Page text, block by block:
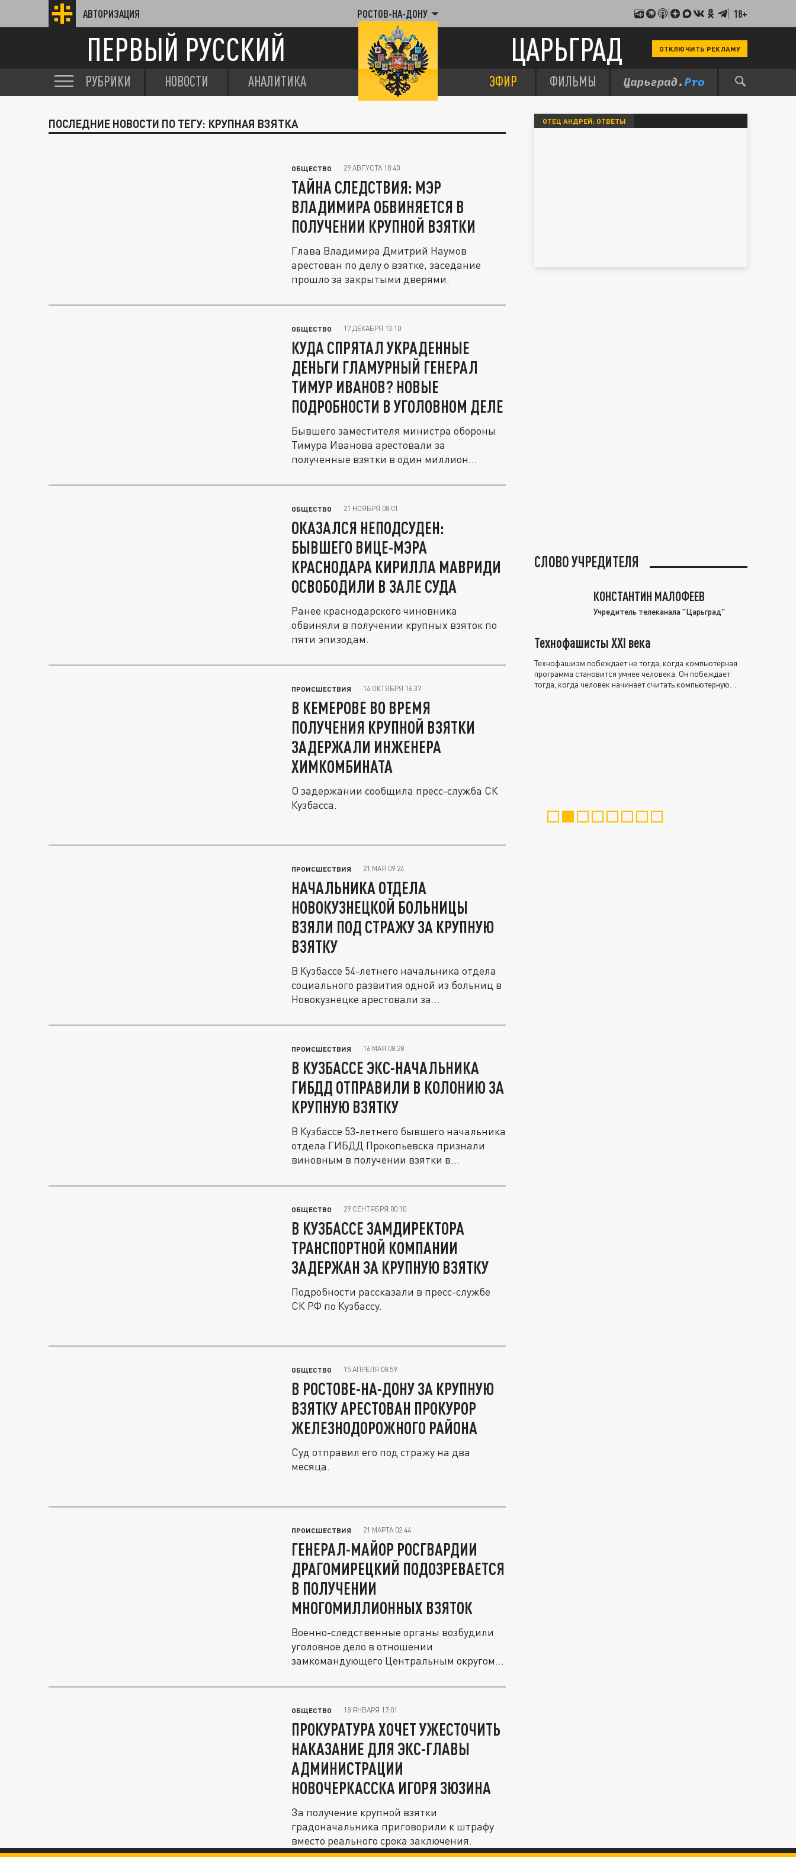
АВТОРИЗАЦИЯ РОСТОВ-НА-ДОНУ 18+
ПЕРВЫЙ РУССКИЙ ЦАРЬГРАД ОТКЛЮЧИТЬ РЕКЛАМУ
РУБРИКИ НОВОСТИ АНАЛИТИКА ЭФИР ФИЛЬМЫ
ПОСЛЕДНИЕ НОВОСТИ ПО ТЕГУ: КРУПНАЯ ВЗЯТКА
ОБЩЕСТВО 29 АВГУСТА 18:40
ТАЙНА СЛЕДСТВИЯ: МЭР
ВЛАДИМИРА ОБВИНЯЕТСЯ В
ПОЛУЧЕНИИ КРУПНОЙ ВЗЯТКИ
Глава Владимира Дмитрий Наумов
арестован по делу о взятке, заседание
прошло за закрытыми дверями.
ОБЩЕСТВО 17 ДЕКАБРЯ 13:10
КУДА СПРЯТАЛ УКРАДЕННЫЕ
ДЕНЬГИ ГЛАМУРНЫЙ ГЕНЕРАЛ
ТИМУР ИВАНОВ? НОВЫЕ
ПОДРОБНОСТИ В УГОЛОВНОМ ДЕЛЕ
Бывшего заместителя министра обороны
Тимура Иванова арестовали за
полученные взятки в один миллион
ОБЩЕСТВО 21 НОЯБРЯ 08:01
ОКАЗАЛСЯ НЕПОДСУДЕН:
БЫВШЕГО ВИЦЕ-МЭРА
КРАСНОДАРА КИРИЛЛА МАВРИДИ
ОСВОБОДИЛИ В ЗАЛЕ СУДА
Ранее краснодарского чиновника
обвиняли в получении крупных взяток по
пяти эпизодам.
ПРОИСШЕСТВИЯ 14 ОКТЯБРЯ 16:37
В КЕМЕРОВЕ ВО ВРЕМЯ
ПОЛУЧЕНИЯ КРУПНОЙ ВЗЯТКИ
ЗАДЕРЖАЛИ ИНЖЕНЕРА
ХИМКОМБИНАТА
О задержании сообщила пресс-служба СК
Кузбасса.
ПРОИСШЕСТВИЯ 21 МАЯ 09:24
НАЧАЛЬНИКА ОТДЕЛА
НОВОКУЗНЕЦКОЙ БОЛЬНИЦЫ
ВЗЯЛИ ПОД СТРАЖУ ЗА КРУПНУЮ
ВЗЯТКУ
В Кузбассе 54-летнего начальника отдела
социального развития одной из больниц в
Новокузнецке арестовали за...
ПРОИСШЕСТВИЯ 16 МАЯ 08:28
В КУЗБАССЕ ЭКС-НАЧАЛЬНИКА
ГИБДД ОТПРАВИЛИ В КОЛОНИЮ ЗА
КРУПНУЮ ВЗЯТКУ
В Кузбассе 53-летнего бывшего начальника
отдела ГИБДД Прокопьевска признали
виновным в получении взятки в...
ОБЩЕСТВО 29 СЕНТЯБРЯ 00:10
В КУЗБАССЕ ЗАМДИРЕКТОРА
ТРАНСПОРТНОЙ КОМПАНИИ
ЗАДЕРЖАН ЗА КРУПНУЮ ВЗЯТКУ
Подробности рассказали в пресс-службе
СК РФ по Кузбассу.
ОБЩЕСТВО 15 АПРЕЛЯ 08:59
В РОСТОВЕ-НА-ДОНУ ЗА КРУПНУЮ
ВЗЯТКУ АРЕСТОВАН ПРОКУРОР
ЖЕЛЕЗНОДОРОЖНОГО РАЙОНА
Суд отправил его под стражу на два
месяца.
ПРОИСШЕСТВИЯ 21 МАРТА 02:44
ГЕНЕРАЛ-МАЙОР РОСГВАРДИИ
ДРАГОМИРЕЦКИЙ ПОДОЗРЕВАЕТСЯ
В ПОЛУЧЕНИИ
МНОГОМИЛЛИОННЫХ ВЗЯТОК
Военно-следственные органы возбудили
уголовное дело в отношении
замкомандующего Центральным округом
ОБЩЕСТВО 18 ЯНВАРЯ 17:01
ПРОКУРАТУРА ХОЧЕТ УЖЕСТОЧИТЬ
НАКАЗАНИЕ ДЛЯ ЭКС-ГЛАВЫ
АДМИНИСТРАЦИИ
НОВОЧЕРКАССКА ИГОРЯ ЗЮЗИНА
За получение крупной взятки
градоначальника приговорили к штрафу
вместо реального срока заключения.
ОТЕЦ АНДРЕЙ: ОТВЕТЫ
СЛОВО УЧРЕДИТЕЛЯ
КОНСТАНТИН МАЛОФЕЕВ
Учредитель телеканала "Царьград"
Технофашисты XXI века
Технофашизм побеждает не тогда, когда компьютерная
программа становится умнее человека. Он побеждает
тогда, когда человек начинает считать компьютерную